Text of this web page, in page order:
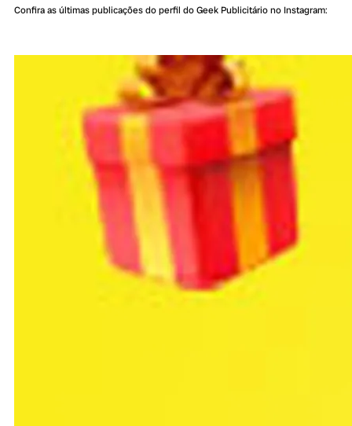
Confira as últimas publicações do perfil do Geek Publicitário no Instagram: